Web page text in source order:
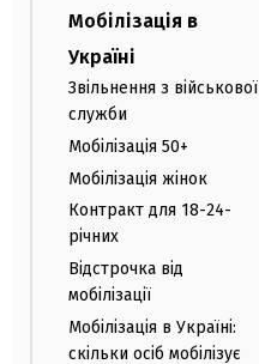
Мобілізація в
Україні
Звільнення з військової
служби
Мобілізація 50+
Мобілізація жінок
Контракт для 18-24-
річних
Відстрочка від
мобілізації
Мобілізація в Україні:
скільки осіб мобілізує